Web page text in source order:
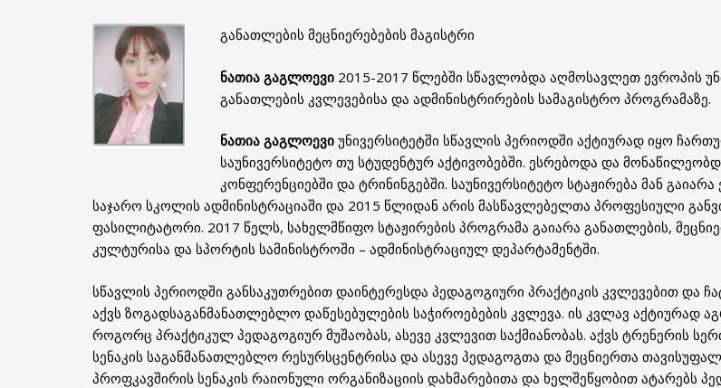
განათლების მეცნიერებების მაგისტრი
ნათია გაგლოევი2015-2017 წლებში სწავლობდა აღმოსავლეთ ევროპის
განათლების კვლევებისა და ადმინისტრირების სამაგისტრო პროგრამაზე.
ნათია გაგლოევიუნივერსიტეტში სწავლის პერიოდში აქტიურად იყო
საუნივერსიტეტო თუ სტუდენტურ აქტივობებში. ესრებოდა და
კონფერენციებში და ტრინინგებში. საუნივერსიტეტო სტაჟირება მან
საჯარო სკოლის ადმინისტრაციაში და 2015 წლიდან არის მასწავლებელთა პროფესიული
ფასილიტატორი. 2017 წელს, სახელმწიფო სტაჟირების პროგრამა გაიარა განათლების,
კულტურისა და სპორტის სამინისტროში – ადმინისტრაციულ დეპარტამენტში.
სწავლის პერიოდში განსაკუთრებით დაინტერესდა პედაგოგიური პრაქტიკის კვლევებით და
აქვს ზოგადსაგანმანათლებლო დაწესებულების საჭიროებების კვლევა. ის კვლავ აქტიურად
როგორც პრაქტიკულ პედაგოგიურ მუშაობას, ასევე კვლევით საქმიანობას. აქვს ტრენერის
სენაკის საგანმანათლებლო რესურსცენტრისა და ასევე პედაგოგთა და მეცნიერთა
პროფკავშირის სენაკის რაიონული ორგანიზაციის დახმარებითა და ხელშეწყობით ატარებს